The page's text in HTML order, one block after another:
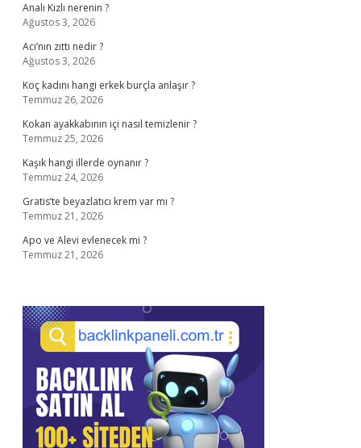
Analı Kızlı nerenin ?
Ağustos 3, 2026
Acı’nın zıttı nedir ?
Ağustos 3, 2026
Koç kadını hangi erkek burçla anlaşır ?
Temmuz 26, 2026
Kokan ayakkabının içi nasıl temizlenir ?
Temmuz 25, 2026
Kaşık hangi illerde oynanır ?
Temmuz 24, 2026
Gratis’te beyazlatıcı krem var mı ?
Temmuz 21, 2026
Apo ve Alevi evlenecek mi ?
Temmuz 21, 2026